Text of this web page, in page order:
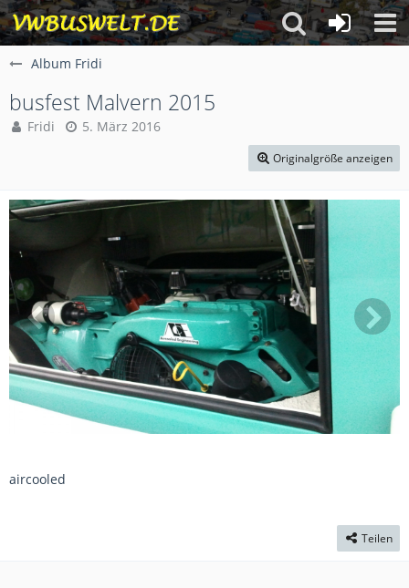
Album Fridi
busfest Malvern 2015
Fridi 5. März 2016
Originalgröße anzeigen
aircooled
Teilen